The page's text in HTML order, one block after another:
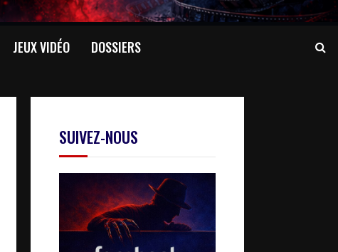
JEUX VIDÉO DOSSIERS
SUIVEZ-NOUS